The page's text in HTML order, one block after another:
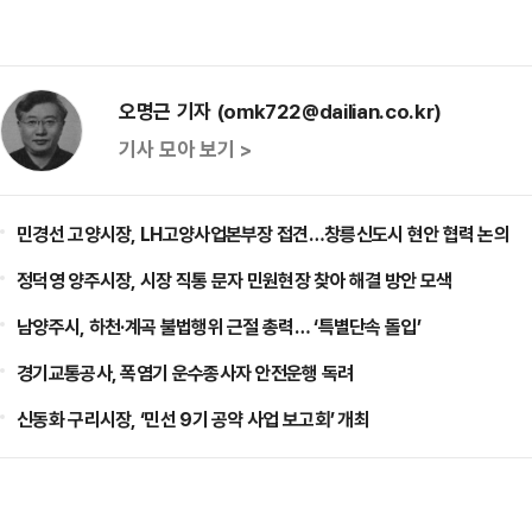
오명근 기자 (omk722@dailian.co.kr)
기사 모아 보기 >
민경선 고양시장, LH고양사업본부장 접견…창릉신도시 현안 협력 논의
정덕영 양주시장, 시장 직통 문자 민원현장 찾아 해결 방안 모색
남양주시, 하천·계곡 불법행위 근절 총력… ‘특별단속 돌입’
경기교통공사, 폭염기 운수종사자 안전운행 독려
신동화 구리시장, ‘민선 9기 공약 사업 보고회’ 개최